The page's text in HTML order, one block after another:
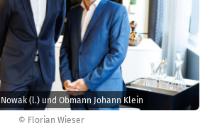
© Florian Wieser
(l.) und Obmann Johann Klein